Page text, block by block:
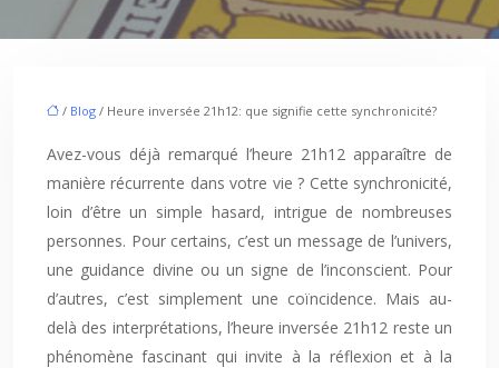
/ Blog / Heure inversée 21h12: que signifie cette synchronicité?
Avez-vous déjà remarqué l’heure 21h12 apparaître de
manière récurrente dans votre vie ? Cette synchronicité,
loin d’être un simple hasard, intrigue de nombreuses
personnes. Pour certains, c’est un message de l’univers,
une guidance divine ou un signe de l’inconscient. Pour
d’autres, c’est simplement une coïncidence. Mais au-
delà des interprétations, l’heure inversée 21h12 reste un
phénomène fascinant qui invite à la réflexion et à la